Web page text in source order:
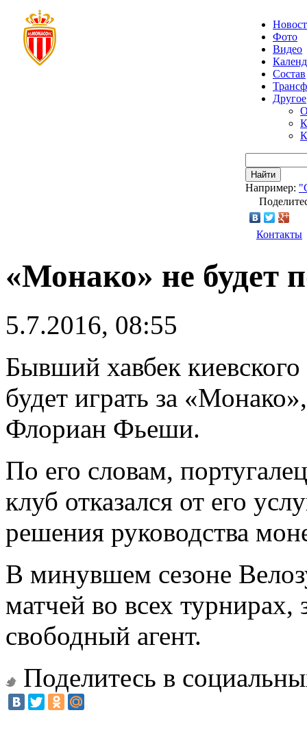
Фото
Видео
Состав
Другое
Найти
Например:
Контакты
«Монако» не будет
5.7.2016, 08:55
Бывший хавбек
будет играть за
Флориан Фьеши.
По его словам,
клуб отказался от его
решения руководства
В минувшем сезоне
матчей во всех турнирах,
свободный агент.
Поделитесь в